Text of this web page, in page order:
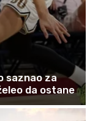
saznao za
da ostane